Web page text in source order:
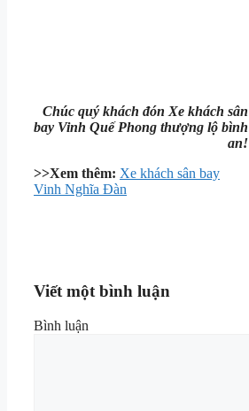
Chúc quý khách đón Xe khách sân
bay Vinh Quế Phong thượng lộ bình
an!
>>Xem thêm: Xe khách sân bay
Vinh Nghĩa Đàn
Viết một bình luận
Bình luận